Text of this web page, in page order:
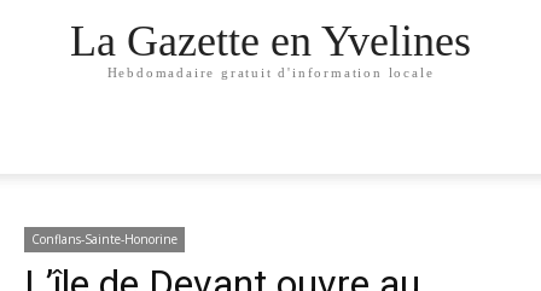
La Gazette en Yvelines
Hebdomadaire gratuit d'information locale
Conflans-Sainte-Honorine